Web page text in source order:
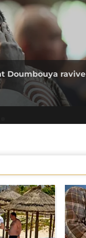
Doumbouya ravive